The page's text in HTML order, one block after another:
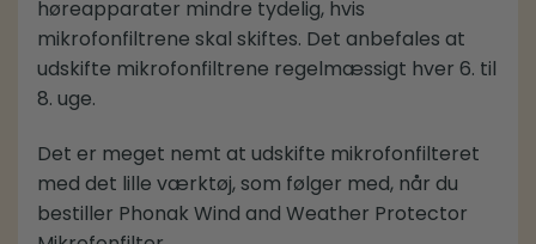
høreapparater mindre tydelig, hvis
mikrofonfiltrene skal skiftes. Det anbefales at
udskifte mikrofonfiltrene regelmæssigt hver 6. til
8. uge.
Det er meget nemt at udskifte mikrofonfilteret
med det lille værktøj, som følger med, når du
bestiller Phonak Wind and Weather Protector